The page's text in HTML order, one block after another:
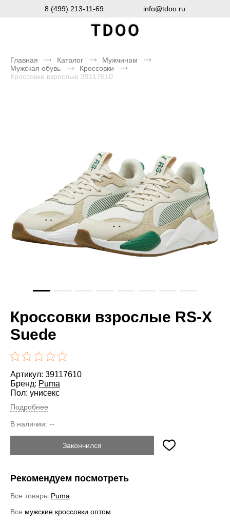
8 (499) 213-11-69 info@tdoo.ru
Главная Каталог
Мужчинам
Мужская обувь
Кроссовки
Кроссовки взрослые 39117610
Кроссовки взрослые RS-X
Suede
Артикул: 39117610
Бренд: Puma
Пол: унисекс
Подробнее
В наличии: --
Закончился
Рекомендуем посмотреть
Все товары Puma
Все мужские кроссовки оптом